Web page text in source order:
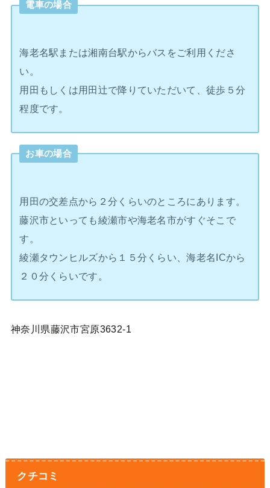
電車の場合
海老名駅または湘南台駅からバスをご利用くださ
い。
用田もしくは用田辻で降りていただいて、徒歩５分
程度です。
お車の場合
用田の交差点から２分くらいのところにあります。
藤沢市といっても綾瀬市や海老名市がすぐそこで
す。
綾瀬タウンヒルズから１５分くらい、海老名ICから
２０分くらいです。
神奈川県藤沢市宮原3632-1
クチコミ